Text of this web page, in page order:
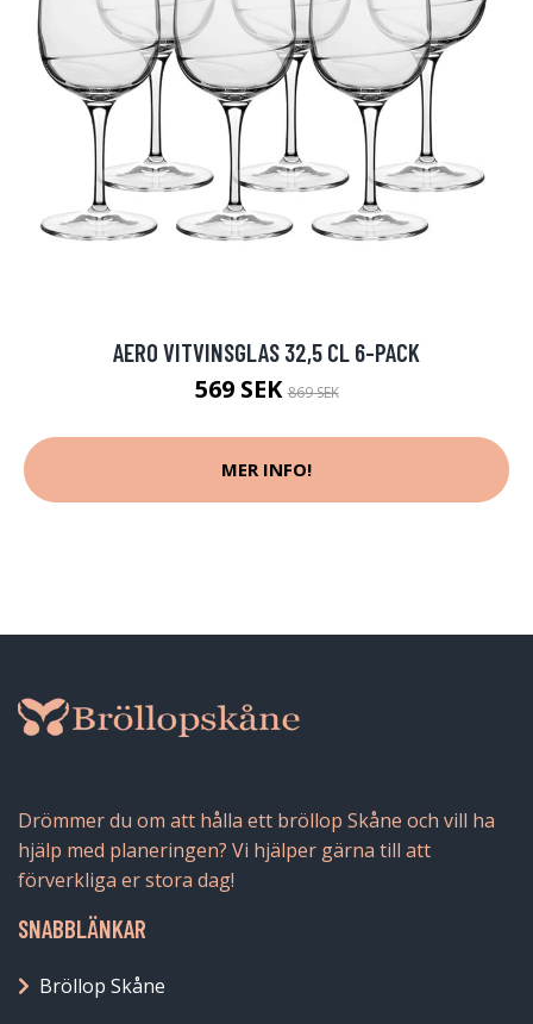
AERO VITVINSGLAS 32,5 CL 6-PACK
569 SEK869 SEK
MER INFO!
Drömmer du om att hålla ett bröllop Skåne och vill ha
hjälp med planeringen? Vi hjälper gärna till att
förverkliga er stora dag!
SNABBLÄNKAR
Bröllop Skåne